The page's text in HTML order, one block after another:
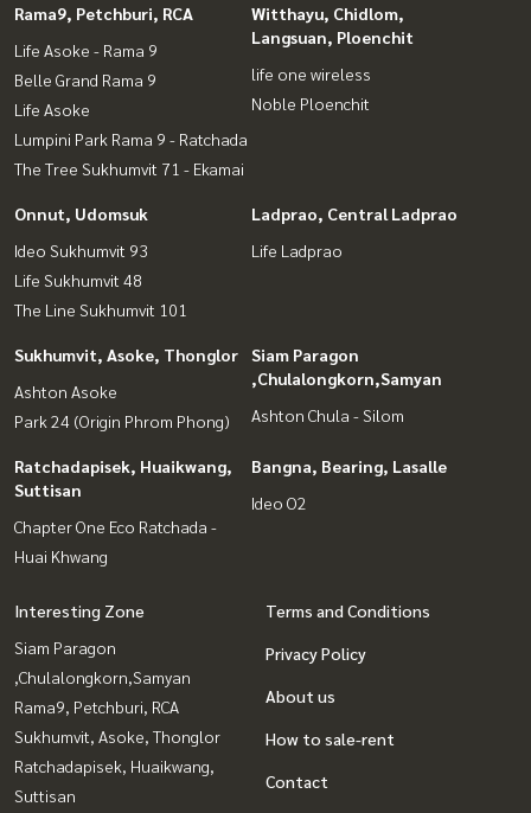
Rama9, Petchburi, RCA
Life Asoke - Rama 9
Belle Grand Rama 9
Life Asoke
Lumpini Park Rama 9 - Ratchada
The Tree Sukhumvit 71 - Ekamai
Witthayu, Chidlom,
Langsuan, Ploenchit
life one wireless
Noble Ploenchit
Onnut, Udomsuk
Ideo Sukhumvit 93
Life Sukhumvit 48
The Line Sukhumvit 101
Ladprao, Central Ladprao
Life Ladprao
Sukhumvit, Asoke, Thonglor
Ashton Asoke
Park 24 (Origin Phrom Phong)
Siam Paragon
,Chulalongkorn,Samyan
Ashton Chula - Silom
Ratchadapisek, Huaikwang,
Suttisan
Chapter One Eco Ratchada -
Huai Khwang
Bangna, Bearing, Lasalle
Ideo O2
Interesting Zone
Siam Paragon
,Chulalongkorn,Samyan
Rama9, Petchburi, RCA
Sukhumvit, Asoke, Thonglor
Ratchadapisek, Huaikwang,
Suttisan
Terms and Conditions
Privacy Policy
About us
How to sale-rent
Contact